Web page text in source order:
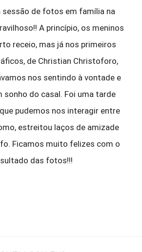
sessão de fotos em família na
A princípio, os meninos
receio, mas já nos primeiros
de Christian Christoforo,
nos sentindo à vontade e
sonho do casal. Foi uma tarde
pudemos nos interagir entre
estreitou laços de amizade
Ficamos muito felizes com o
das fotos!!!